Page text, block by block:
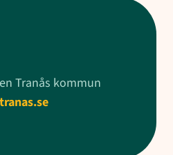
Tranås kommun